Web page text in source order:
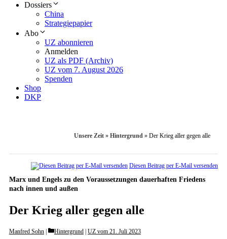
Dossiers
China
Strategiepapier
Abo
UZ abonnieren
Anmelden
UZ als PDF (Archiv)
UZ vom 7. August 2026
Spenden
Shop
DKP
Unsere Zeit » Hintergrund » Der Krieg aller gegen alle
Diesen Beitrag per E-Mail versenden
Marx und Engels zu den Voraussetzungen dauerhaften Friedens
nach innen und außen
Der Krieg aller gegen alle
Manfred Sohn Categories
Hintergrund UZ vom 21. Juli 2023